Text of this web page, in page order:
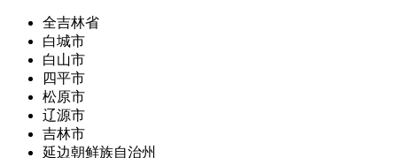
全吉林省
白城市
白山市
四平市
松原市
辽源市
吉林市
延边朝鲜族自治州